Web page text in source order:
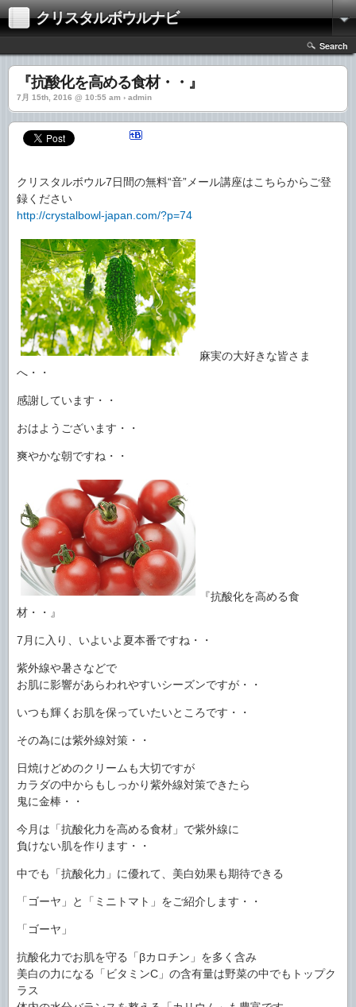
クリスタルボウルナビ
Search
『抗酸化を高める食材・・』
7月 15th, 2016 @ 10:55 am › admin
クリスタルボウル7日間の無料“音”メール講座はこちらからご登
録ください
http://crystalbowl-japan.com/?p=74
麻実の大好きな皆さま
へ・・
感謝しています・・
おはようございます・・
爽やかな朝ですね・・
『抗酸化を高める食
材・・』
7月に入り、いよいよ夏本番ですね・・
紫外線や暑さなどで
お肌に影響があらわれやすいシーズンですが・・
いつも輝くお肌を保っていたいところです・・
その為には紫外線対策・・
日焼けどめのクリームも大切ですが
カラダの中からもしっかり紫外線対策できたら
鬼に金棒・・
今月は「抗酸化力を高める食材」で紫外線に
負けない肌を作ります・・
中でも「抗酸化力」に優れて、美白効果も期待できる
「ゴーヤ」と「ミニトマト」をご紹介します・・
「ゴーヤ」
抗酸化力でお肌を守る「βカロチン」を多く含み
美白の力になる「ビタミンC」の含有量は野菜の中でもトップク
ラス